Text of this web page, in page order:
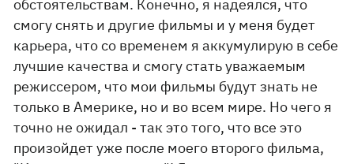
обстоятельствам. Конечно, я надеялся, что
смогу снять и другие фильмы и у меня будет
карьера, что со временем я аккумулирую в себе
лучшие качества и смогу стать уважаемым
режиссером, что мои фильмы будут знать не
только в Америке, но и во всем мире. Но чего я
точно не ожидал - так это того, что все это
произойдет уже после моего второго фильма,